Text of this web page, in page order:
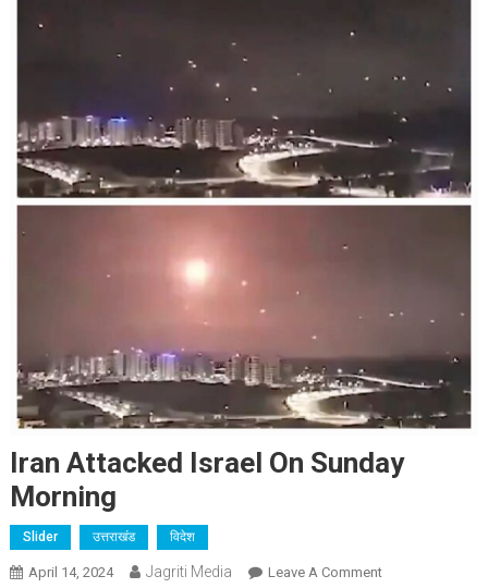
Iran Attacked Israel On Sunday
Morning
Slider उत्तराखंड विदेश
April 14, 2024 Jagriti Media Leave A CommentOn